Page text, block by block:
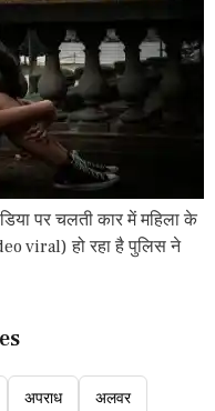
पर चलती कार में महिला के
viral) हो रहा है पुलिस ने
अपराध अलवर